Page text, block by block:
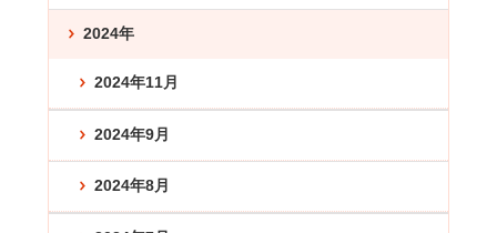
2024年
2024年11月
2024年9月
2024年8月